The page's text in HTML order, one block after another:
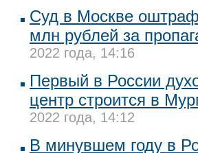
Суд в Москве
млн рублей за
2022 года, 14:16
Первый в России
центр строится в
2022 года, 14:12
В минувшем году в